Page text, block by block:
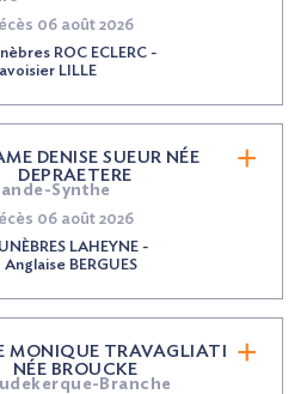
06 août 2026
ROC ECLERC -
LILLE
DENISE SUEUR NÉE
DEPRAETERE
Synthe
06 août 2026
LAHEYNE -
Anglaise BERGUES
MONIQUE TRAVAGLIATI
NÉE BROUCKE
Branche